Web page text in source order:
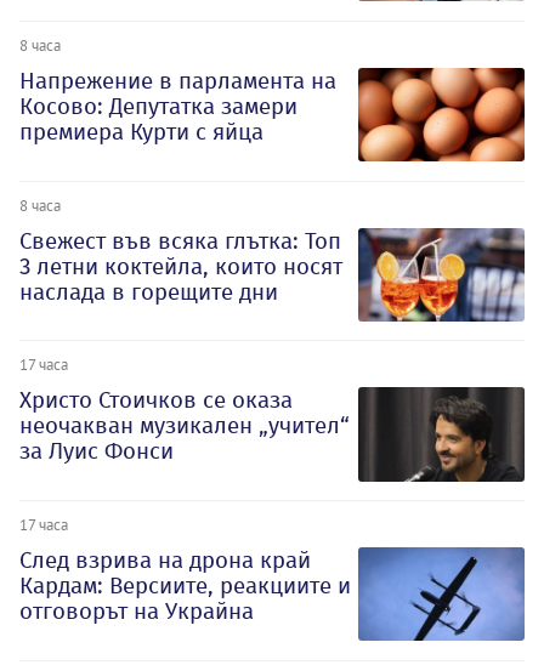
8 часа
Напрежение в парламента на
Косово: Депутатка замери
премиера Курти с яйца
8 часа
Свежест във всяка глътка: Топ
3 летни коктейла, които носят
наслада в горещите дни
17 часа
Христо Стоичков се оказа
неочакван музикален „учител“
за Луис Фонси
17 часа
След взрива на дрона край
Кардам: Версиите, реакциите и
отговорът на Украйна